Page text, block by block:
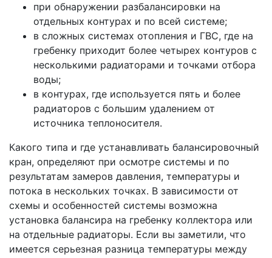
при обнаружении разбалансировки на
отдельных контурах и по всей системе;
в сложных системах отопления и ГВС, где на
гребенку приходит более четырех контуров с
несколькими радиаторами и точками отбора
воды;
в контурах, где используется пять и более
радиаторов с большим удалением от
источника теплоносителя.
Какого типа и где устанавливать балансировочный
кран, определяют при осмотре системы и по
результатам замеров давления, температуры и
потока в нескольких точках. В зависимости от
схемы и особенностей системы возможна
установка балансира на гребенку коллектора или
на отдельные радиаторы. Если вы заметили, что
имеется серьезная разница температуры между